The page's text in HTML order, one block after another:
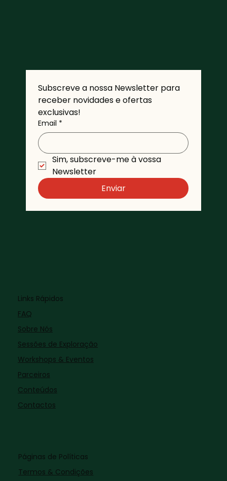
Páginas de Políticas
Termos & Condições
Links Rápidos
FAQ
Sobre Nós
Sessões de Exploração
Workshops & Eventos
Parceiros
Conteúdos
Contactos
Subscreve a nossa Newsletter para
receber novidades e ofertas
exclusivas!
Email *
Sim, subscreve-me à vossa
Enviar